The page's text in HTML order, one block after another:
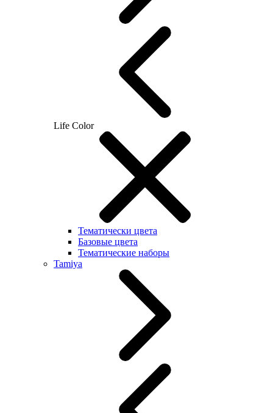
Life Color
Тематически цвета
Базовые цвета
Тематические наборы
Tamiya